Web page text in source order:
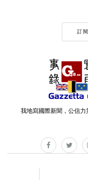
訂
我地寫國際新聞，公信